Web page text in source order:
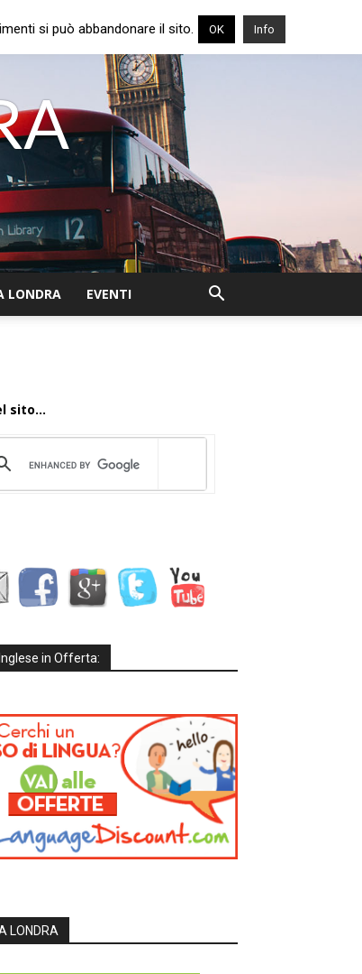
LONDRA EVENTI
sito...
in Offerta:
LONDRA
si può abbandonare il sito. OK Info